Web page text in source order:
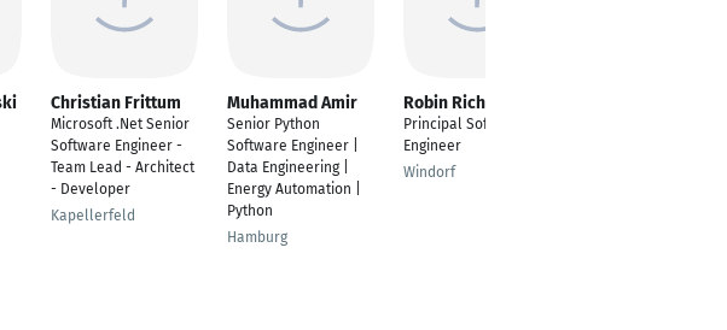
Christian Frittum
Microsoft .Net Senior
Software Engineer -
Team Lead - Architect
- Developer
Kapellerfeld
Muhammad Amir
Senior Python
Software Engineer |
Data Engineering |
Energy Automation |
Python
Hamburg
Robin Richtsfeld
Principal Software
Engineer
Windorf